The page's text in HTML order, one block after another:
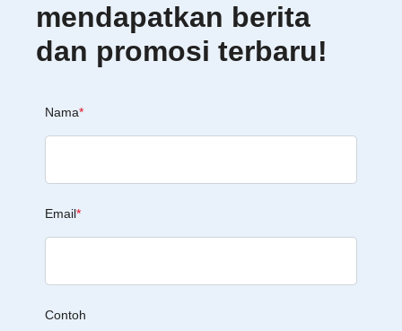
mendapatkan berita
dan promosi terbaru!
Nama*
Email*
Contoh